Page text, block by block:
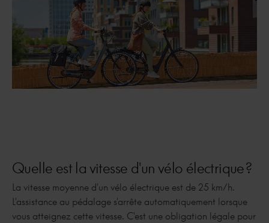
Quelle est la vitesse d'un vélo électrique ?
La vitesse moyenne d'un vélo électrique est de 25 km/h.
L'assistance au pédalage s'arrête automatiquement lorsque
vous atteignez cette vitesse. C'est une obligation légale pour